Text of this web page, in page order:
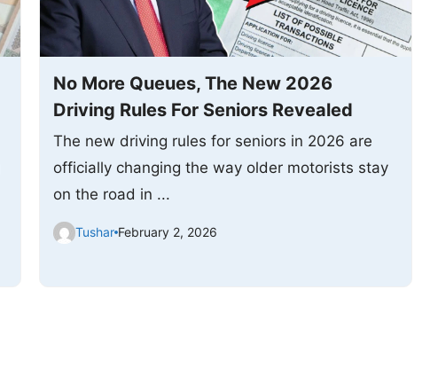
No More Queues, The New 2026
Driving Rules For Seniors Revealed
The new driving rules for seniors in 2026 are
officially changing the way older motorists stay
on the road in ...
Tushar February 2, 2026